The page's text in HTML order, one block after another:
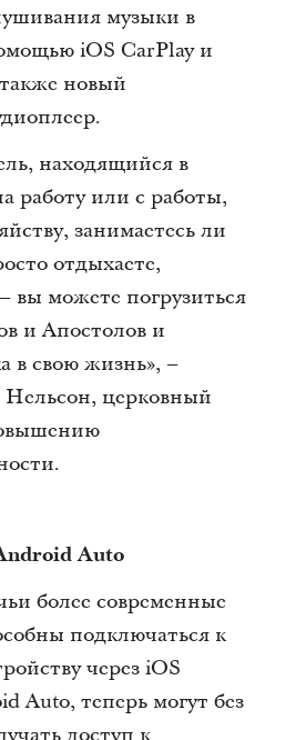
музыки в
iOS CarPlay и
новый
находящийся в
работу или с работы,
занимаетесь ли
отдыхаете,
вы можете погрузиться
и Апостолов и
в свою жизнь», –
Нельсон, церковный
Auto
более современные
подключаться к
через iOS
Auto, теперь могут без